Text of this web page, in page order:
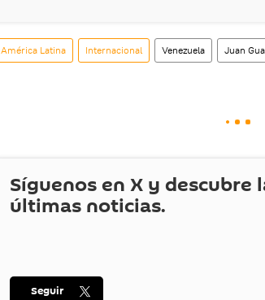
América Latina Internacional Venezuela Juan
Síguenos en X y descubre
últimas noticias.
Seguir